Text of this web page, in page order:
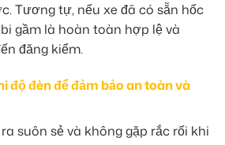
Tương tự, nếu xe đã có sẵn hốc
gầm là hoàn toàn hợp lệ và
đăng kiểm.
độ đèn để đảm bảo an toàn và
suôn sẻ và không gặp rắc rối khi